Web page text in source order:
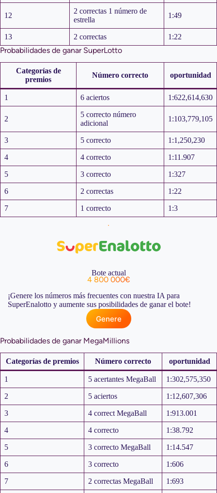
12
2 correctas 1 número de
estrella
1:49
13 2 correctas 1:22
Probabilidades de ganar SuperLotto
Categorías de
premios
Número correcto oportunidad
1 6 aciertos 1:622,614,630
2
5 correcto número
adicional
1:103,779,105
3 5 correcto 1:1,250,230
4 4 correcto 1:11.907
5 3 correcto 1:327
6 2 correctas 1:22
7 1 correcto 1:3
Bote actual
4 800 000€
¡Genere los números más frecuentes con nuestra IA para
SuperEnalotto y aumente sus posibilidades de ganar el bote!
Genere
Probabilidades de ganar MegaMillions
Categorías de premios Número correcto oportunidad
1 5 acertantes MegaBall 1:302,575,350
2 5 aciertos 1:12,607,306
3 4 correct MegaBall 1:913.001
4 4 correcto 1:38.792
5 3 correcto MegaBall 1:14.547
6 3 correcto 1:606
7 2 correctas MegaBall 1:693